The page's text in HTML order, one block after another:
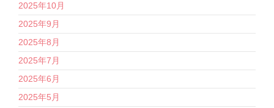
2025年10月
2025年9月
2025年8月
2025年7月
2025年6月
2025年5月